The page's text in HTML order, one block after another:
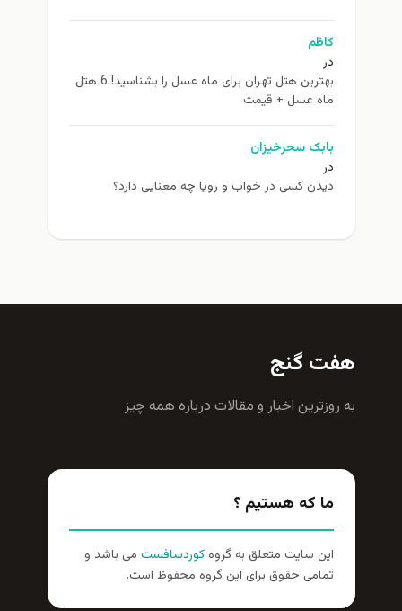
کاظم
در
بهترین هتل تهران برای ماه عسل را بشناسید! 6 هتل
ماه عسل + قیمت
بابک سحرخیزان
در
دیدن کسی در خواب و رویا چه معنایی دارد؟
هفت گنج
به روزترين اخبار و مقالات درباره همه چيز
ما که هستیم ؟
این سایت متعلق به گروهکوردسافست می باشد و
تمامی حقوق برای این گروه محفوظ است.